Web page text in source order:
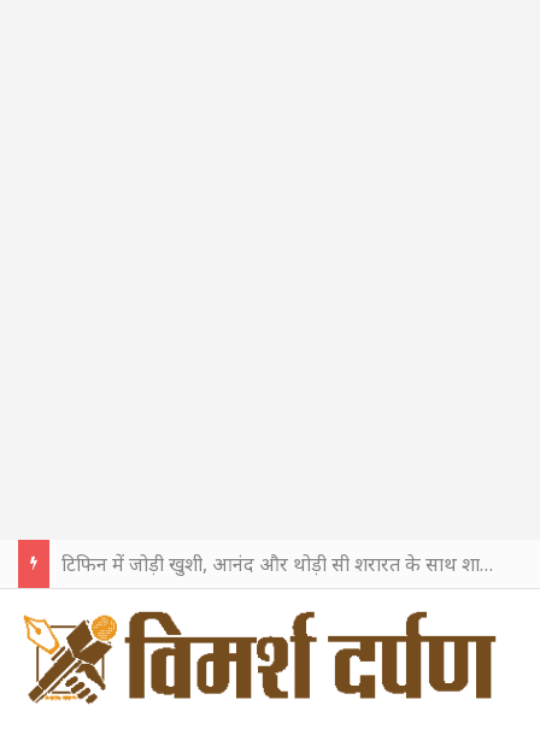
टिफिन में जोड़ी खुशी, आनंद और थोड़ी सी शरारत के साथ शाहरुख खान ने टिफिन बॉक्स को दी हैप्पी एंडिंग